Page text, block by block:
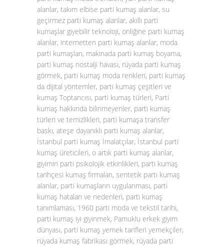
alanlar, takım elbise parti kumaş alanlar, su
geçirmez parti kumaş alanlar, akıllı parti
kumaşlar giyebilir teknoloji, onliğine parti kumaş
alanlar, internetten parti kumaş alanlar, moda
parti kumaşları, makinada parti kumaş boyama,
parti kumaş nostalji havası, rüyada parti kumaş
görmek, parti kumaş moda renkleri, parti kumaş
da dijital yöntemler, parti kumaş çeşitleri ve
kumaş Toptancısı, parti kumaş türleri, Parti
kumaş hakkında bilinmeyenler, parti kumaş
türleri ve temizlikleri, parti kumaşa transfer
baskı, ateşe dayanıklı parti kumaş alanlar,
İstanbul parti kumaş İmalatçılar, İstanbul parti
kumaş üreticileri, o artık parti kumaş alanlar,
giyimin parti psikolojik etkinlikleri, parti kumaş
tarihçesi kumaş firmaları, sentetik parti kumaş
alanlar, parti kumaşların uygulanması, parti
kumaş hataları ve nedenleri, parti kumaş
tanımlaması, 1960 parti moda ve tekstil tarihi,
parti kumaş iyi giyinmek, Pamuklu erkek giyim
dünyası, parti kumaş yemek tarifleri yemekçiler,
rüyada kumaş fabrikası görmek, rüyada parti